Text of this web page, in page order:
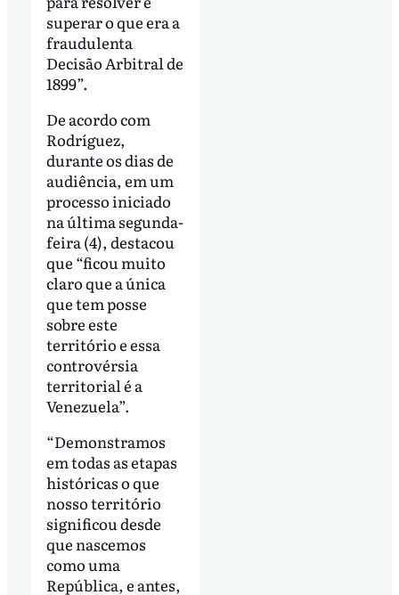
superar o que era a
fraudulenta
Decisão Arbitral de
1899”.
De acordo com
Rodríguez,
durante os dias de
audiência, em um
processo iniciado
na última segunda-
feira (4), destacou
que “ficou muito
claro que a única
que tem posse
sobre este
território e essa
controvérsia
territorial é a
Venezuela”.
“Demonstramos
em todas as etapas
históricas o que
nosso território
significou desde
que nascemos
como uma
República, e antes,